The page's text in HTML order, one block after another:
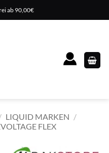
ab 90,00€
LIQUID MARKEN /
FLEX